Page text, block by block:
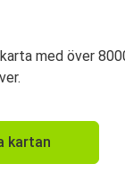
med över
kartan